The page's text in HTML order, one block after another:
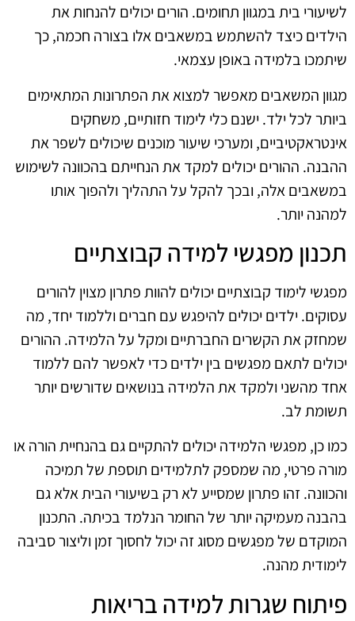
לשיעורי בית במגוון תחומים. הורים יכולים להנחות את
הילדים כיצד להשתמש במשאבים אלו בצורה חכמה, כך
שיתמכו בלמידה באופן עצמאי.
מגוון המשאבים מאפשר למצוא את הפתרונות המתאימים
ביותר לכל ילד. ישנם כלי לימוד חזותיים, משחקים
אינטראקטיביים, ומערכי שיעור מוכנים שיכולים לשפר את
ההבנה. ההורים יכולים למקד את הנחייתם בהכוונה לשימוש
במשאבים אלה, ובכך להקל על התהליך ולהפוך אותו
למהנה יותר.
תכנון מפגשי למידה קבוצתיים
מפגשי לימוד קבוצתיים יכולים להוות פתרון מצוין להורים
עסוקים. ילדים יכולים להיפגש עם חברים וללמוד יחד, מה
שמחזק את הקשרים החברתיים ומקל על הלמידה. ההורים
יכולים לתאם מפגשים בין ילדים כדי לאפשר להם ללמוד
אחד מהשני ולמקד את הלמידה בנושאים שדורשים יותר
תשומת לב.
כמו כן, מפגשי הלמידה יכולים להתקיים גם בהנחיית הורה או
מורה פרטי, מה שמספק לתלמידים תוספת של תמיכה
והכוונה. זהו פתרון שמסייע לא רק בשיעורי הבית אלא גם
בהבנה מעמיקה יותר של החומר הנלמד בכיתה. התכנון
המוקדם של מפגשים מסוג זה יכול לחסוך זמן וליצור סביבה
לימודית מהנה.
פיתוח שגרות למידה בריאות